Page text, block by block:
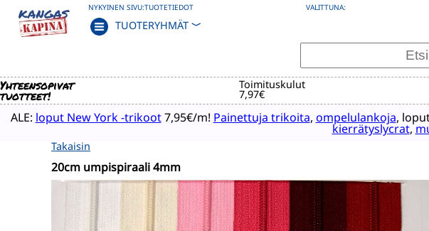
NYKYINEN SIVU:TUOTETIEDOT
TUOTERYHMÄT ﹀
VALITTUNA:
Yhteensopivat
tuotteet!
Toimituskulut
7,97€
ALE: loput New York -trikoot7,95€/m! Painettuja trikoita, ompelulankoja,
kierrätyslycrat,
Takaisin
20cm umpispiraali 4mm